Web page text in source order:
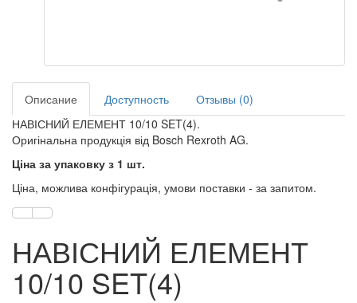
Описание Доступность
Отзывы (0)
НАВІСНИЙ ЕЛЕМЕНТ 10/10 SET(4).
Оригінальна продукція від Bosch Rexroth AG.
Ціна за упаковку з 1 шт.
Ціна, можлива конфігурація, умови поставки - за запитом.
НАВІСНИЙ ЕЛЕМЕНТ
10/10 SET(4)